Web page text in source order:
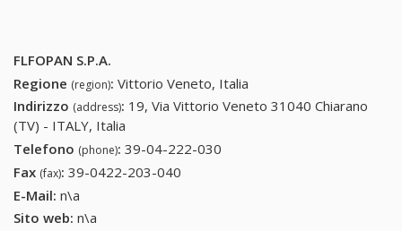
FLFOPAN S.P.A.
Regione (region): Vittorio Veneto, Italia
Indirizzo (address): 19, Via Vittorio Veneto 31040 Chiarano
(TV) - ITALY, Italia
Telefono (phone): 39-04-222-030
Fax (fax): 39-0422-203-040
E-Mail: n\a
Sito web: n\a